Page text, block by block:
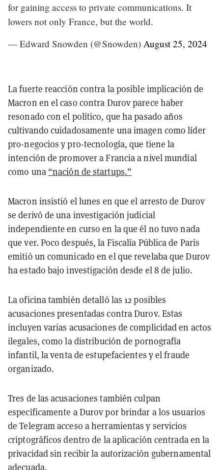
for gaining access to private communications. It
lowers not only France, but the world.
— Edward Snowden (@Snowden) August 25, 2024
La fuerte reacción contra la posible implicación de
Macron en el caso contra Durov parece haber
resonado con el político, que ha pasado años
cultivando cuidadosamente una imagen como líder
pro-negocios y pro-tecnología, que tiene la
intención de promover a Francia a nivel mundial
como una “nación de startups.”
Macron insistió el lunes en que el arresto de Durov
se derivó de una investigación judicial
independiente en curso en la que él no tuvo nada
que ver. Poco después, la Fiscalía Pública de París
emitió un comunicado en el que revelaba que Durov
ha estado bajo investigación desde el 8 de julio.
La oficina también detalló las 12 posibles
acusaciones presentadas contra Durov. Estas
incluyen varias acusaciones de complicidad en actos
ilegales, como la distribución de pornografía
infantil, la venta de estupefacientes y el fraude
organizado.
Tres de las acusaciones también culpan
específicamente a Durov por brindar a los usuarios
de Telegram acceso a herramientas y servicios
criptográficos dentro de la aplicación centrada en la
privacidad sin recibir la autorización gubernamental
adecuada.